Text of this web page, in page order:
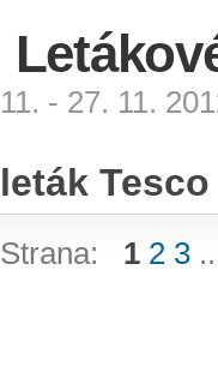
11. - 27. 11.
leták
Strana: 1 2 3